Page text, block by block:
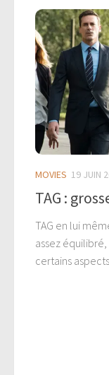
MOVIES 19 JUIN
TAG :
TAG en lui
assez
certains